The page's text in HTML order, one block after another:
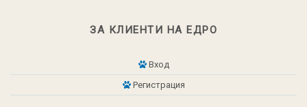
ЗА КЛИЕНТИ НА ЕДРО
Вход
Регистрация